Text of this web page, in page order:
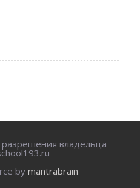
разрешения владельца
by mantrabrain